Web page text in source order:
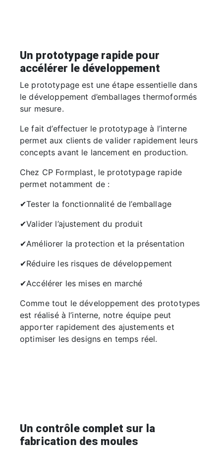
Un prototypage rapide pour
accélérer le développement
Le prototypage est une étape essentielle dans
le développement d’emballages thermoformés
sur mesure.
Le fait d’effectuer le prototypage à l’interne
permet aux clients de valider rapidement leurs
concepts avant le lancement en production.
Chez CP Formplast, le prototypage rapide
permet notamment de :
✔Tester la fonctionnalité de l’emballage
✔Valider l’ajustement du produit
✔Améliorer la protection et la présentation
✔Réduire les risques de développement
✔Accélérer les mises en marché
Comme tout le développement des prototypes
est réalisé à l’interne, notre équipe peut
apporter rapidement des ajustements et
optimiser les designs en temps réel.
Un contrôle complet sur la
fabrication des moules